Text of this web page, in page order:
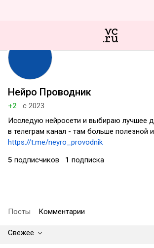
Нейро Проводник
+2
с 2023
Исследую нейросети и выбираю лучшее
в телеграм канал - там больше полезной
https://t.me/neyro_provodnik
5 подписчиков 1 подписка
Посты Комментарии
Свежее